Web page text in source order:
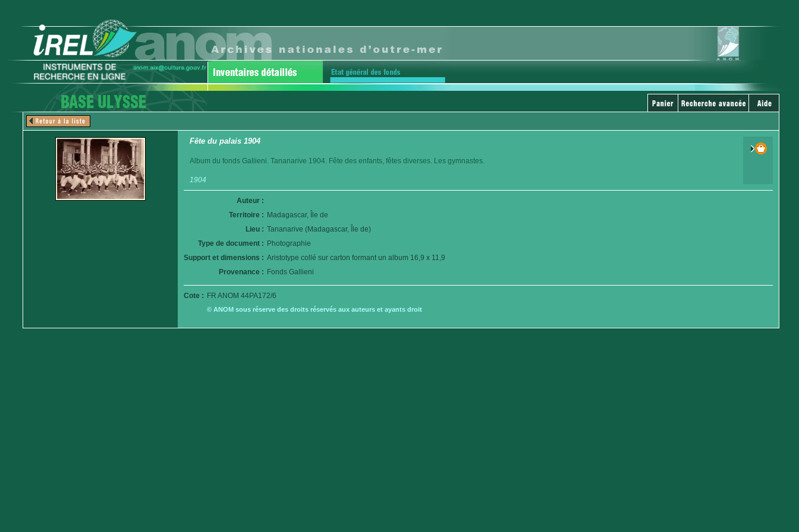
Fête du palais 1904
Album du fonds Gallieni. Tananarive 1904. Fête des enfants, fêtes diverses. Les gymnastes.
1904
Auteur :
Territoire : Madagascar, Île de
Lieu : Tananarive (Madagascar, Île de)
Type de document : Photographie
Support et dimensions : Aristotype collé sur carton formant un album 16,9 x 11,9
Provenance : Fonds Gallieni
Cote : FR ANOM 44PA172/6
© ANOM sous réserve des droits réservés aux auteurs et ayants droit